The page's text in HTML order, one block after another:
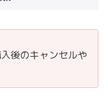
後のキャンセルや